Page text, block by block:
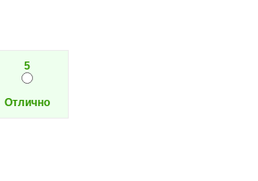
5
Отлично